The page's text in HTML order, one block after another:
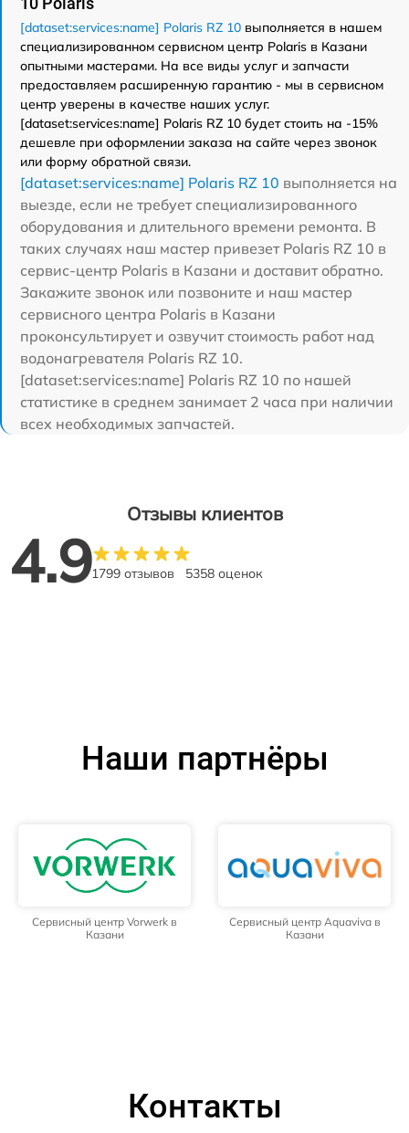
[dataset:services:name] Polaris RZ 10 выполняется в нашем
специализированном сервисном центр Polaris в Казани
опытными мастерами. На все виды услуг и запчасти
предоставляем расширенную гарантию - мы в сервисном
центр уверены в качестве наших услуг.
[dataset:services:name] Polaris RZ 10 будет стоить на -15%
дешевле при оформлении заказа на сайте через звонок
или форму обратной связи.
[dataset:services:name] Polaris RZ 10 выполняется на
выезде, если не требует специализированного
оборудования и длительного времени ремонта. В
таких случаях наш мастер привезет Polaris RZ 10 в
сервис-центр Polaris в Казани и доставит обратно.
Закажите звонок или позвоните и наш мастер
сервисного центра Polaris в Казани
проконсультирует и озвучит стоимость работ над
водонагревателя Polaris RZ 10.
[dataset:services:name] Polaris RZ 10 по нашей
статистике в среднем занимает 2 часа при наличии
всех необходимых запчастей.
Отзывы клиентов
4.91799 отзывов 5358 оценок
Наши партнёры
Сервисный центр Vorwerk в
Казани
Сервисный центр Aquaviva в
Казани
Контакты